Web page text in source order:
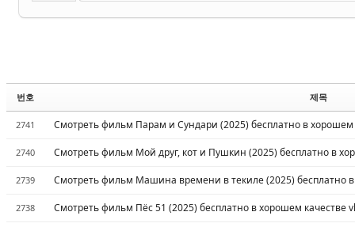
번호 제목
2741 Смотреть фильм Парам и Сундари (2025) бесплатно в хорошем
2740 Смотреть фильм Мой друг, кот и Пушкин (2025) бесплатно в
2739 Смотреть фильм Машина времени в текиле (2025) бесплатно
2738 Смотреть фильм Пёс 51 (2025) бесплатно в хорошем качестве